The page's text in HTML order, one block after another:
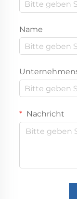
Name
Nachricht